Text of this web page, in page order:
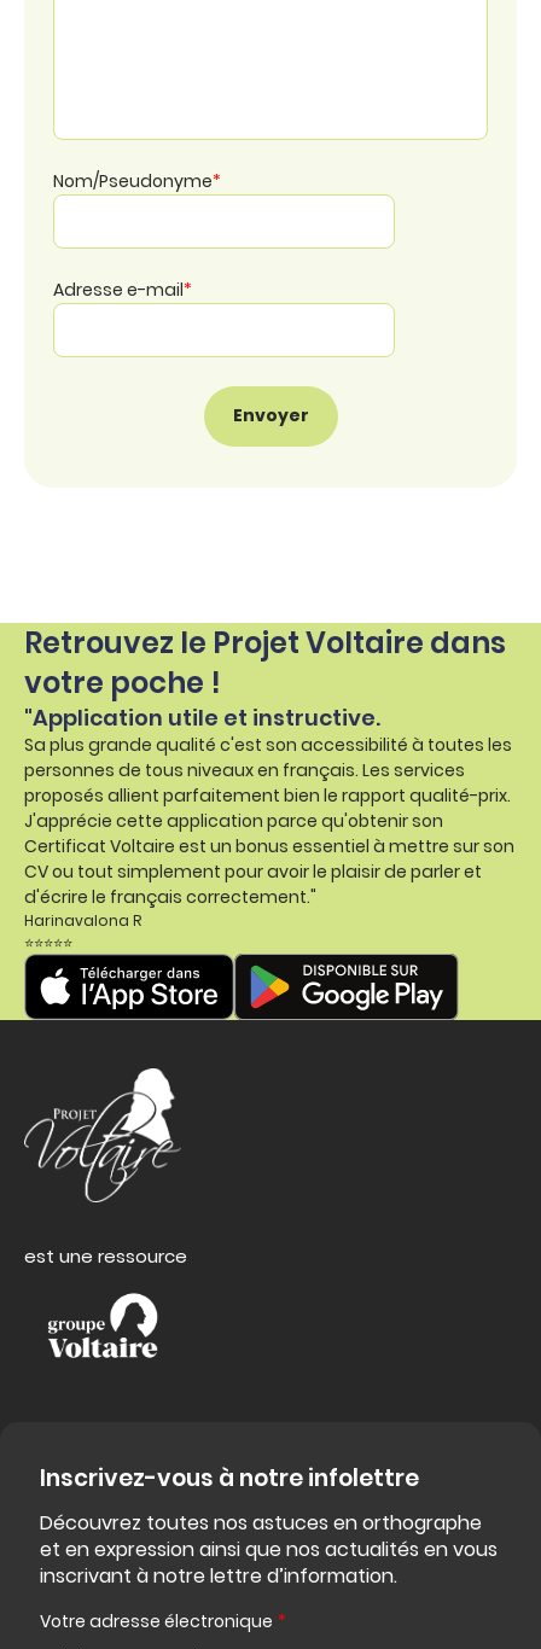
Nom/Pseudonyme*
Adresse e-mail*
Retrouvez le Projet Voltaire dans
votre poche !
"Application utile et instructive.
Sa plus grande qualité c'est son accessibilité à toutes les
personnes de tous niveaux en français. Les services
proposés allient parfaitement bien le rapport qualité-prix.
J'apprécie cette application parce qu'obtenir son
Certificat Voltaire est un bonus essentiel à mettre sur son
CV ou tout simplement pour avoir le plaisir de parler et
d'écrire le français correctement."
Harinavalona R
⭐⭐⭐⭐⭐
est une ressource
Inscrivez-vous à notre infolettre
Découvrez toutes nos astuces en orthographe
et en expression ainsi que nos actualités en vous
inscrivant à notre lettre d’information.
Votre adresse électronique *